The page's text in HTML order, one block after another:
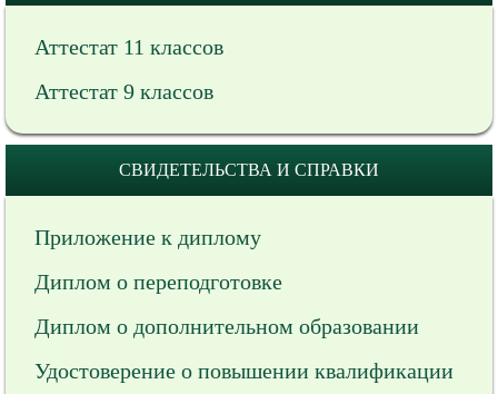
Аттестат 11 классов
Аттестат 9 классов
СВИДЕТЕЛЬСТВА И СПРАВКИ
Приложение к диплому
Диплом о переподготовке
Диплом о дополнительном образовании
Удостоверение о повышении квалификации